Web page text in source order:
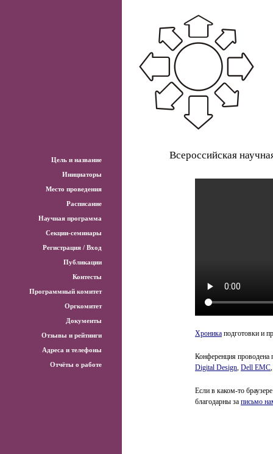
Всероссийская
Хроника подготовки и
Конференция
Digital Design, Dell EMC
Если в каком-то
благодарны за письмо
Цель и название
Инициаторы
Место проведения
Расписание
Научная программа
Секции-семинары
Регистрация / Вход
Публикации
Контесты
Программный комитет
Оргкомитет
Документы
Отзывы и рейтинги
Адреса и телефоны
Отчёты о работе